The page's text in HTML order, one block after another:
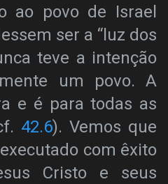
ao povo de Israel
ser a “luz dos
teve a intenção
um povo. A
e é para todas as
42.6). Vemos que
com êxito
Cristo e seus